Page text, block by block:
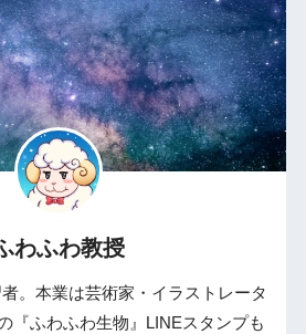
わふわ教授
。本業は芸術家・イラストレータ
『ふわふわ生物』LINEスタンプも